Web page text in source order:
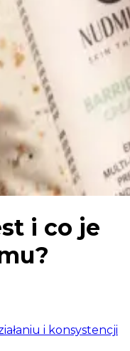
i co je
i konsystencji